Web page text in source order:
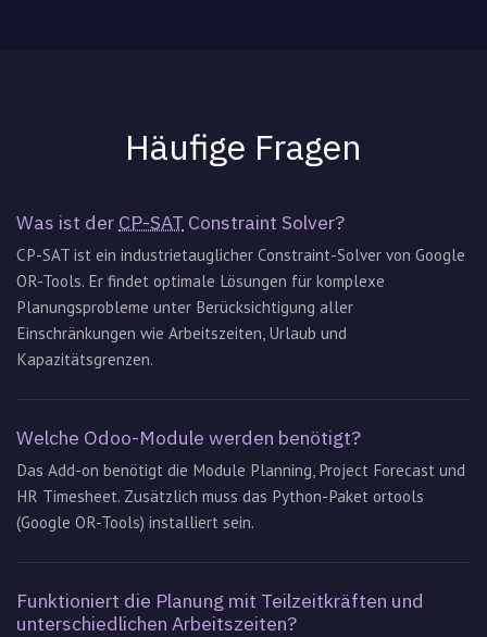
Häufige Fragen
Was ist der CP-SAT Constraint Solver?
CP-SAT ist ein industrietauglicher Constraint-Solver von Google
OR-Tools. Er findet optimale Lösungen für komplexe
Planungsprobleme unter Berücksichtigung aller
Einschränkungen wie Arbeitszeiten, Urlaub und
Kapazitätsgrenzen.
Welche Odoo-Module werden benötigt?
Das Add-on benötigt die Module Planning, Project Forecast und
HR Timesheet. Zusätzlich muss das Python-Paket ortools
(Google OR-Tools) installiert sein.
Funktioniert die Planung mit Teilzeitkräften und
unterschiedlichen Arbeitszeiten?